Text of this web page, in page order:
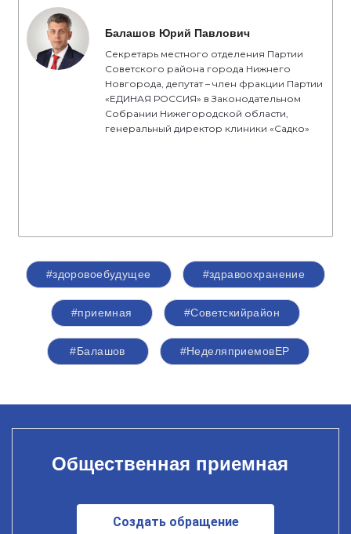
Балашов Юрий Павлович
Секретарь местного отделения Партии
Советского района города Нижнего
Новгорода, депутат – член фракции Партии
«ЕДИНАЯ РОССИЯ» в Законодательном
Собрании Нижегородской области,
генеральный директор клиники «Садко»
#здоровоебудущее #здравоохранение
#приемная #Советскийрайон
#Балашов #НеделяприемовЕР
Общественная приемная
Создать обращение